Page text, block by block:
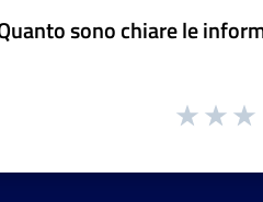
sono chiare le